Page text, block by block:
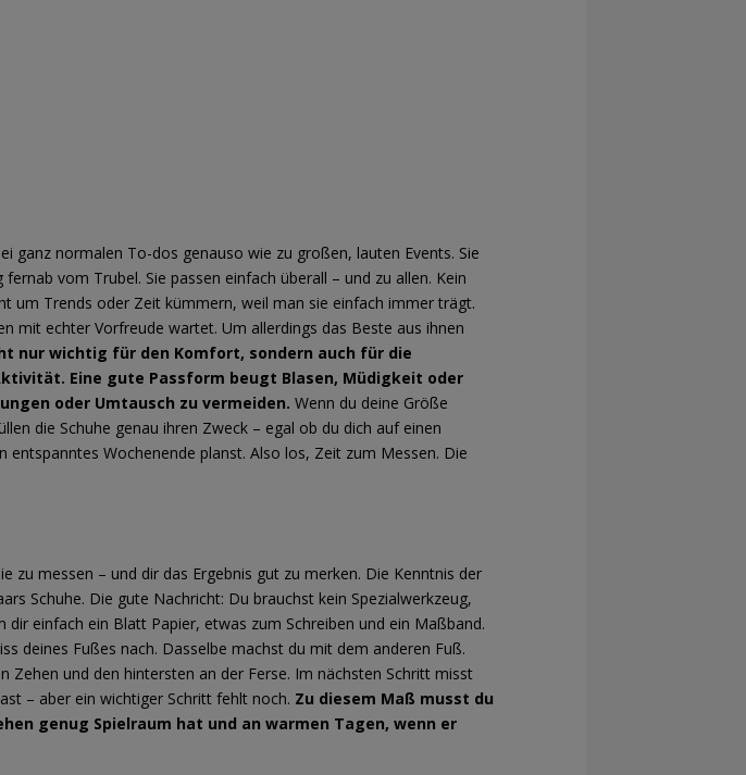
ganz normalen To-dos genauso wie zu großen, lauten Events. Sie
vom Trubel. Sie passen einfach überall – und zu allen. Kein
um Trends oder Zeit kümmern, weil man sie einfach immer trägt.
mit echter Vorfreude wartet. Um allerdings das Beste aus ihnen
nur wichtig für den Komfort, sondern auch für die
Eine gute Passform beugt Blasen, Müdigkeit oder
oder Umtausch zu vermeiden. Wenn du deine Größe
die Schuhe genau ihren Zweck – egal ob du dich auf einen
Wochenende planst. Also los, Zeit zum Messen. Die
zu messen – und dir das Ergebnis gut zu merken. Die Kenntnis der
Schuhe. Die gute Nachricht: Du brauchst kein Spezialwerkzeug,
einfach ein Blatt Papier, etwas zum Schreiben und ein Maßband.
deines Fußes nach. Dasselbe machst du mit dem anderen Fuß.
Zehen und den hintersten an der Ferse. Im nächsten Schritt misst
– aber ein wichtiger Schritt fehlt noch. Zu diesem Maß musst du
genug Spielraum hat und an warmen Tagen, wenn er